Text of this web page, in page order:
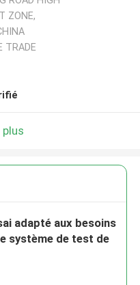
ZONE,
TRADE
plus
adapté aux besoins
système de test de